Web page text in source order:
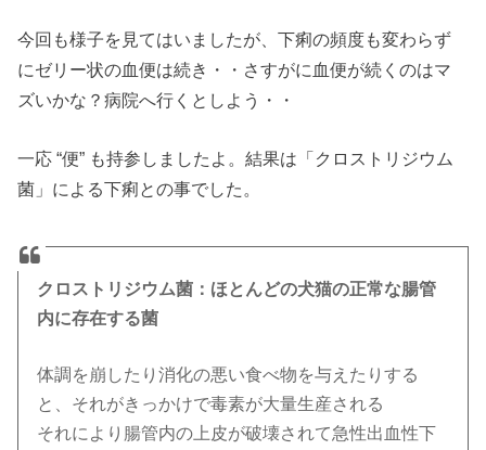
今回も様子を見てはいましたが、下痢の頻度も変わらず
にゼリー状の血便は続き・・さすがに血便が続くのはマ
ズいかな？病院へ行くとしよう・・
一応 “便” も持参しましたよ。結果は「クロストリジウム
菌」による下痢との事でした。
クロストリジウム菌：ほとんどの犬猫の正常な腸管
内に存在する菌
体調を崩したり消化の悪い食べ物を与えたりする
と、それがきっかけで毒素が大量生産される
それにより腸管内の上皮が破壊されて急性出血性下